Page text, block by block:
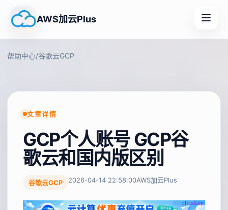
AWS加云Plus
帮助中心/谷歌云GCP
文章详情
GCP个人账号 GCP谷
歌云和国内版区别
谷歌云GCP 2026-04-14 22:58:00AWS加云Plus